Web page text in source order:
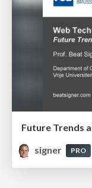
signer
PRO